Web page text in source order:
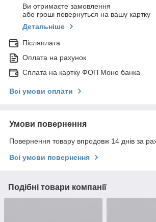
Ви отримаєте замовлення
або гроші повернуться на вашу картку
Детальніше
Післяплата
Оплата на рахунок
Сплата на картку ФОП Моно банка
Всі умови оплати
Умови повернення
Повернення товару впродовж 14 днів за
Всі умови повернення
Подібні товари компанії